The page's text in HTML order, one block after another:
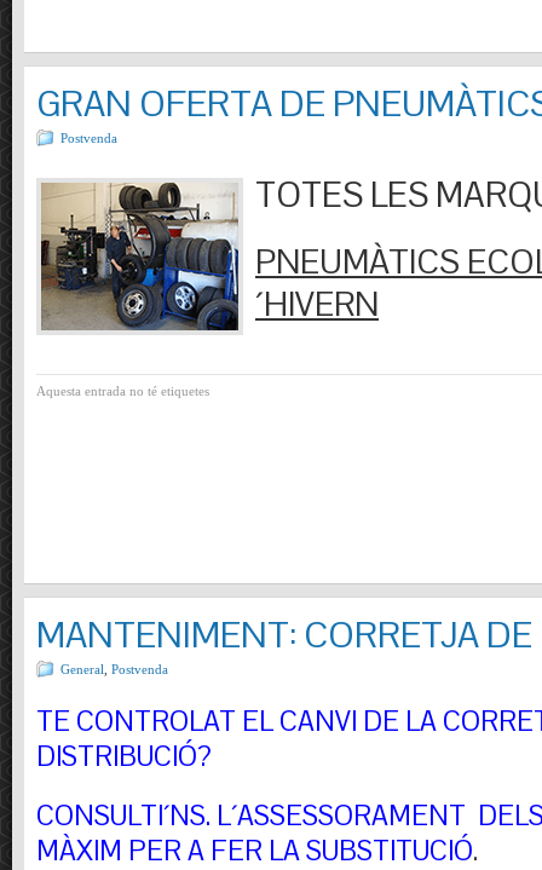
GRAN OFERTA DE
Postvenda
TOTES LES
PNEUMÀTICS
´HIVERN
Aquesta entrada no té etiquetes
MANTENIMENT: CORRETJA
General Postvenda
TE CONTROLAT EL CANVI DE LA
DISTRIBUCIÓ?
CONSULTI´NS. L´ASSESSORAMENT
MÀXIM PER A FER LA SUBSTITUCIÓ.